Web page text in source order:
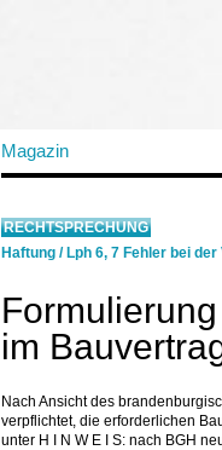
Magazin
RECHTSPRECHUNG
Haftung / Lph 6, 7 Fehler bei der
im
Nach Ansicht des
verpflichtet, die erforderlichen
unter H I N W E I S: nach BGH